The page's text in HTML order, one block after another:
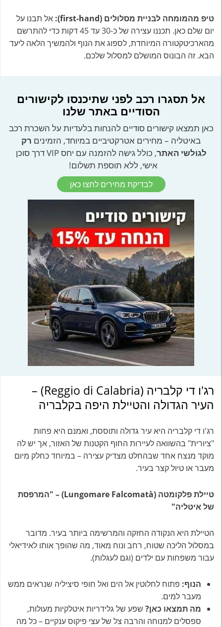
טיפ מהמומחה לבניית מסלולים (first-hand):
אל תבנו על
יום שלם כאן. תכננו עצירה של כ-30 עד 45 דקות כדי להתרשם
מהארכיטקטורה המיוחדת, לספוג את הנוף ולהמשיך הלאה ליעד
הבא. זה הבונוס המושלם למסלול שלכם.
אל תסגרו רכב לפני שתיכנסו לקישורים
הסודיים באתר שלנו
כאן תמצאו קישורים סודיים להנחות בלעדיות על השכרת רכב
באיטליה – מחירים אטרקטיביים במיוחד, הזמינים רק
לגולשי האתר
, כולל גישה להזמנה עם יחס VIP דרך סוכן
אישי, ללא תוספת תשלום!
לבדיקת מחירים לחצו כאן
רג'ו די קלבריה (Reggio di Calabria) –
העיר הגדולה והטיילת היפה בקלבריה
רג'ו די קלבריה היא עיר גדולה ותוססת, ואמנם היא פחות
"ציורית" בהשוואה לעיירות החוף הקטנות של האזור, אך יש לה
מוקד מנצח אחד שבהחלט מצדיק עצירה – במיוחד כחלק מיום
מעבר או טיול קצר בעיר.
טיילת פלקומטה (Lungomare Falcomatà) – "המרפסת
של איטליה"
הטיילת היא הנקודה החזקה והמרשימה ביותר בעיר. מדובר
במסלול הליכה שטוח, רחב ונוח מאוד, מה שהופך אותו לאידיאלי
עבור משפחות עם ילדים (וגם לעגלות).
הנוף: פתוח לחלוטין אל הים ואל חופי סיציליה שנראים ממש
מעבר למים.
מה תמצאו כאן? שפע של גלידריות איטלקיות מעולות,
ספסלים למנוחה והרבה צל של עצי פיקוס ענקיים – כל מה